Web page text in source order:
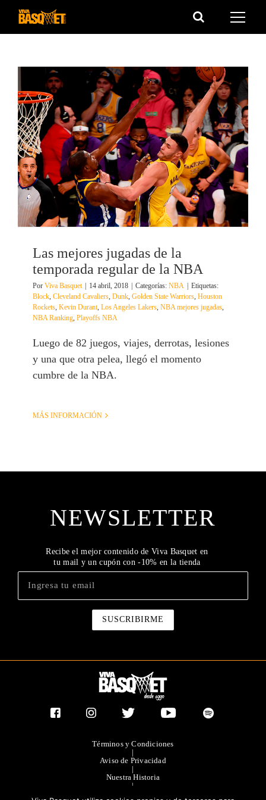
Saltar
Las mejores jugadas de la
temporada regular de la NBA
Por Viva Basquet 14 abril, 2018 Categorías: NBA
Etiquetas:
Block, Cleveland Cavaliers, Dunk, Golden State Warriors, Houston
Rockets, Kevin Durant, Los Angeles Lakers, NBA mejores jugadas,
NBA Ranking, Playoffs NBA
Luego de 82 juegos, viajes, derrotas, lesiones
y una que otra pelea, llegó el momento
cumbre de la NBA.
MÁS INFORMACIÓN
NEWSLETTER
Recibe el mejor contenido de Viva Basquet en
tu mail y un cupón con -10% en la tienda
Términos y Condiciones
|
Aviso de Privacidad
|
Nuestra Historia
|